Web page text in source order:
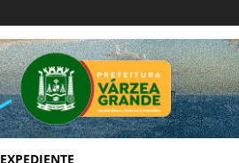
EXPEDIENTE